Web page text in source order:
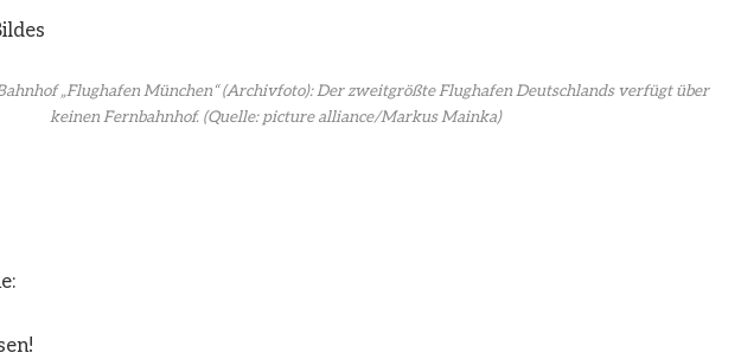
„Flughafen München“ (Archivfoto): Der zweitgrößte Flughafen Deutschlands verfügt über
keinen Fernbahnhof.(Quelle: picture alliance/Markus Mainka)